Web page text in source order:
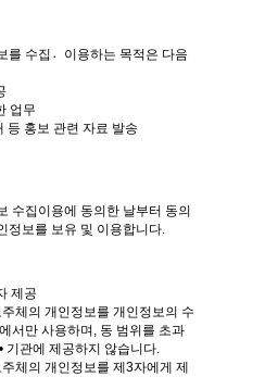
를 수집이〮용하는 목적은 다음
업무
등 홍보 관련 자료 발송
수집이용에 동의한 날부터 동의
정보를 보유 및 이용합니다.
제공
체의 개인정보를 개인정보의 수
서만 사용하며, 동 범위를 초과
기관에 제공하지 않습니다.
체의 개인정보를 제3자에게 제